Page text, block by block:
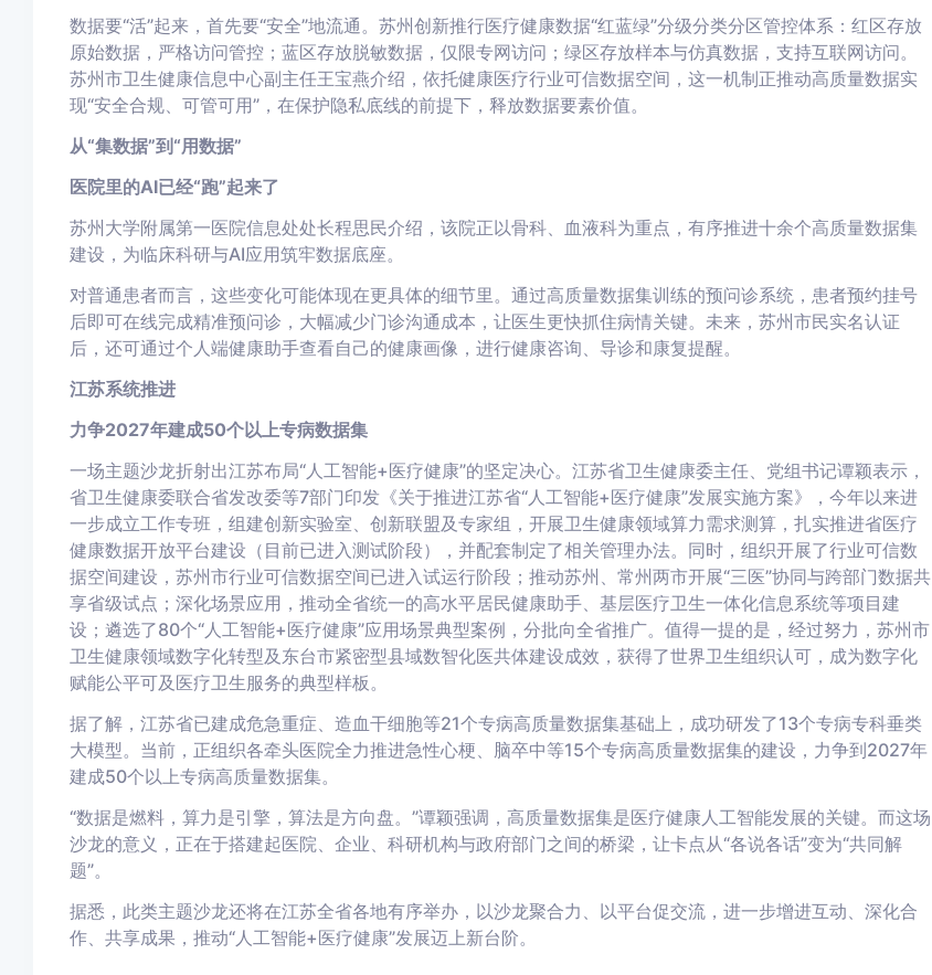
数据要“活”起来，首先要“安全”地流通。苏州创新推行医疗健康数据“红蓝绿”分级分类分区管控体系：红区存放
原始数据，严格访问管控；蓝区存放脱敏数据，仅限专网访问；绿区存放样本与仿真数据，支持互联网访问。
苏州市卫生健康信息中心副主任王宝燕介绍，依托健康医疗行业可信数据空间，这一机制正推动高质量数据实
现“安全合规、可管可用”，在保护隐私底线的前提下，释放数据要素价值。
从“集数据”到“用数据”
医院里的AI已经“跑”起来了
苏州大学附属第一医院信息处处长程思民介绍，该院正以骨科、血液科为重点，有序推进十余个高质量数据集
建设，为临床科研与AI应用筑牢数据底座。
对普通患者而言，这些变化可能体现在更具体的细节里。通过高质量数据集训练的预问诊系统，患者预约挂号
后即可在线完成精准预问诊，大幅减少门诊沟通成本，让医生更快抓住病情关键。未来，苏州市民实名认证
后，还可通过个人端健康助手查看自己的健康画像，进行健康咨询、导诊和康复提醒。
江苏系统推进
力争2027年建成50个以上专病数据集
一场主题沙龙折射出江苏布局“人工智能+医疗健康”的坚定决心。江苏省卫生健康委主任、党组书记谭颖表示，
省卫生健康委联合省发改委等7部门印发《关于推进江苏省“人工智能+医疗健康”发展实施方案》，今年以来进
一步成立工作专班，组建创新实验室、创新联盟及专家组，开展卫生健康领域算力需求测算，扎实推进省医疗
健康数据开放平台建设（目前已进入测试阶段），并配套制定了相关管理办法。同时，组织开展了行业可信数
据空间建设，苏州市行业可信数据空间已进入试运行阶段；推动苏州、常州两市开展“三医”协同与跨部门数据共
享省级试点；深化场景应用，推动全省统一的高水平居民健康助手、基层医疗卫生一体化信息系统等项目建
设；遴选了80个“人工智能+医疗健康”应用场景典型案例，分批向全省推广。值得一提的是，经过努力，苏州市
卫生健康领域数字化转型及东台市紧密型县域数智化医共体建设成效，获得了世界卫生组织认可，成为数字化
赋能公平可及医疗卫生服务的典型样板。
据了解，江苏省已建成危急重症、造血干细胞等21个专病高质量数据集基础上，成功研发了13个专病专科垂类
大模型。当前，正组织各牵头医院全力推进急性心梗、脑卒中等15个专病高质量数据集的建设，力争到2027年
建成50个以上专病高质量数据集。
“数据是燃料，算力是引擎，算法是方向盘。”谭颖强调，高质量数据集是医疗健康人工智能发展的关键。而这场
沙龙的意义，正在于搭建起医院、企业、科研机构与政府部门之间的桥梁，让卡点从“各说各话”变为“共同解
题”。
据悉，此类主题沙龙还将在江苏全省各地有序举办，以沙龙聚合力、以平台促交流，进一步增进互动、深化合
作、共享成果，推动“人工智能+医疗健康”发展迈上新台阶。